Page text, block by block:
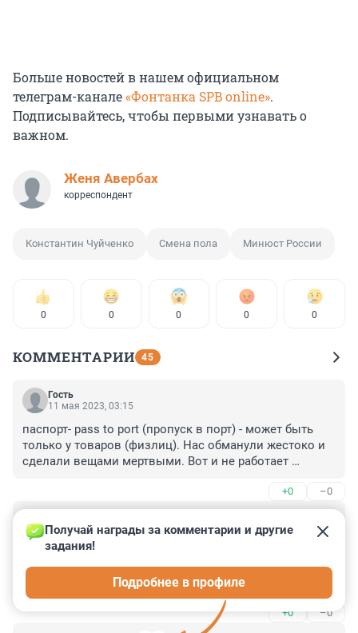
Больше новостей в нашем официальном
телеграм-канале«Фонтанка SPB online».
Подписывайтесь, чтобы первыми узнавать о
важном.
Женя Авербах
корреспондент
Константин Чуйченко Смена пола Минюст России
0 0 0 0 0
КОММЕНТАРИИ 45
Гость
11 мая 2023, 03:15
паспорт- pass to port (пропуск в порт) - может быть
только у товаров (физлиц). Нас обманули жестоко и
сделали вещами мертвыми. Вот и не работает
растождествлять себя с паспортом. Мощнейшая
юридическая афера века. Паспорта могут быть у
машины, у фена и тд. но никак не у Человека. хотя те
кто принял жижу - вещи навечно, собственность
+0 –0
10 мая 2023, 17:58
Лишь бы паспорта да прописку не запрещали. Как мы
холопы без паспортов и прописок жить будем.
Паспорта и прописки нужны в век цифровых
технологий, никак без паспортов.
+0 –0
Получай награды за комментарии и другие
задания!
Подробнее в профиле